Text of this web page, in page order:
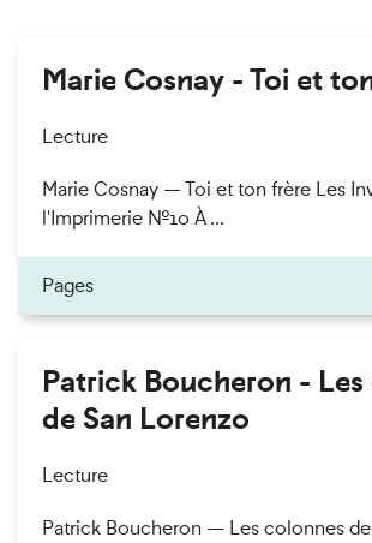
Marie Cosnay - Toi et
Lecture
Marie Cosnay — Toi et ton frère Les
l'Imprimerie n°10 À ...
Pages
Patrick Boucheron -
de San Lorenzo
Lecture
Patrick Boucheron — Les colonnes